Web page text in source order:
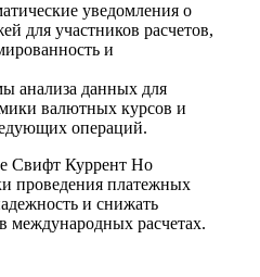
уведомления о
для участников расчетов,
и
анализа данных для
валютных курсов и
операций.
Свифт Куррент Но
проведения платежных
и снижать
международных расчетах.